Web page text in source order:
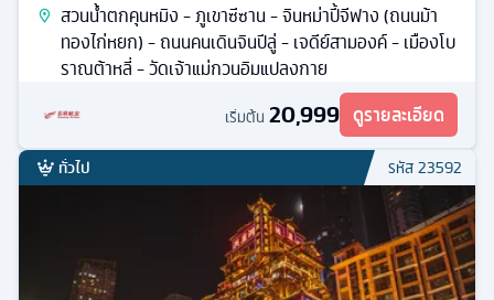
สวนน้ำตกคุนหมิง - ภูเขาซีซาน - จินหม่าปี้จีฟาง (ถนนม้า
ทองไก่หยก) - ถนนคนเดินจินปีลู่ - เจดีย์สามองค์ - เมืองโบ
ราณต้าหลี่ - วัดเจ้าแม่กวนอิมแปลงกาย
เริ่มต้น 20,999 ดูรายละเอียด
ทั่วไป รหัส23592